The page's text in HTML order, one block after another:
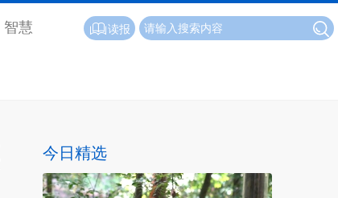
智慧 读报
今日精选